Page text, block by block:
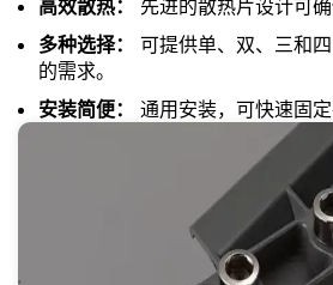
高效散热：
先进的散热片设计可确
多种选择：
可提供单、双、三和
的需求。
安装简便：
通用安装，可快速固定